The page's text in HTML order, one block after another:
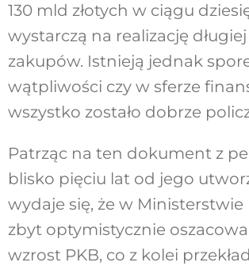
130 mld złotych w ciągu
wystarczą na realizację
zakupów. Istnieją jednak
wątpliwości czy w sferze
wszystko zostało dobrze
Patrząc na ten dokument z
blisko pięciu lat od jego
wydaje się, że w
zbyt optymistycznie
wzrost PKB, co z kolei